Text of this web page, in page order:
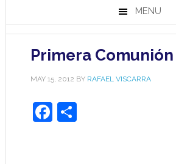
MENU
Primera Comunión
MAY 15, 2012 BY RAFAEL VISCARRA
Facebook
Share